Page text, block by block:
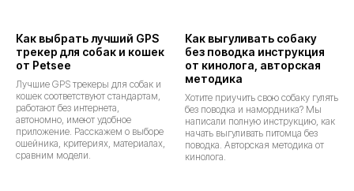
Как выбрать лучший GPS
трекер для собак и кошек
от Petsee
Лучшие GPS трекеры для собак и
кошек соответствуют стандартам,
работают без интернета,
автономно, имеют удобное
приложение. Расскажем о выборе
ошейника, критериях, материалах,
сравним модели.
Как выгуливать собаку
без поводка инструкция
от кинолога, авторская
методика
Хотите приучить свою собаку гулять
без поводка и намордника? Мы
написали полную инструкцию, как
начать выгуливать питомца без
поводка. Авторская методика от
кинолога.